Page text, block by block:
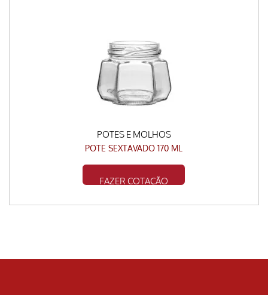
POTES E MOLHOS
POTE SEXTAVADO 170 ML
FAZER COTAÇÃO